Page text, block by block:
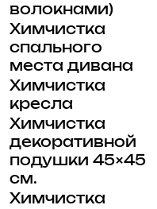
волокнами)
Химчистка
спального
места дивана
Химчистка
кресла
Химчистка
декоративной
подушки 45×45
см.
Химчистка